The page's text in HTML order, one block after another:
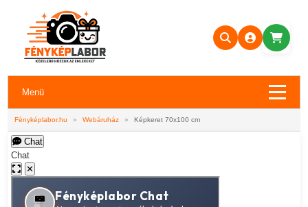
Menü
Fényképlabor.hu » Webáruház » Képkeret 70x100 cm
Chat
Chat
✕